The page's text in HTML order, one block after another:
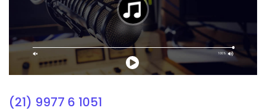
(21) 9977 6 1051